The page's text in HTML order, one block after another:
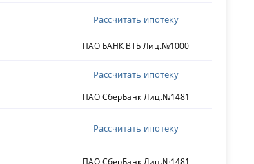
ПАО БАНК ВТБ Лиц.№1000
Рассчитать ипотеку
ПАО СберБанк Лиц.№1481
Рассчитать ипотеку
ПАО СберБанк Лиц.№1481
Рассчитать ипотеку